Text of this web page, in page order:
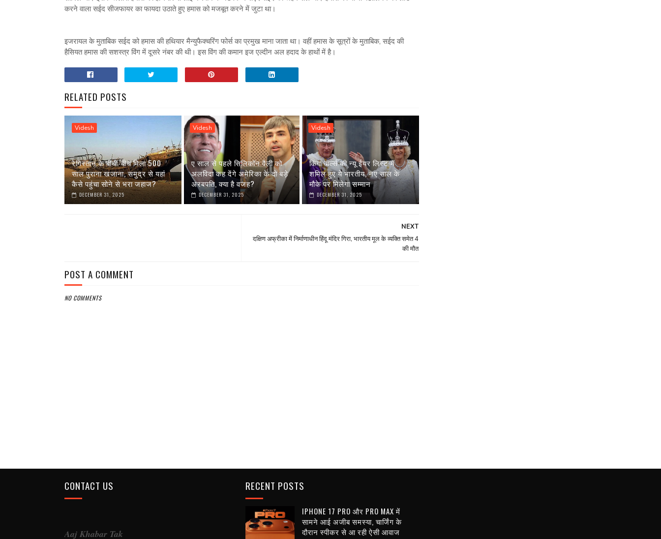
करने वाला सईद सीजफायर का फायदा उठाते हुए हमास को मजबूत करने में जुटा था।
इजरायल के मुताबिक सईद को हमास की हथियार मैन्युफैक्चरिंग फोर्स का प्रमुख माना जाता था। वहीं हमास के सूत्रों के मुताबिक, सईद की
हैसियत हमास की सशस्त्र विंग में दूसरे नंबर की थी। इस विंग की कमान इज एल्दीन अल हदाद के हाथों में है।
RELATED POSTS
Videsh
रेगिस्तान के बीचों-बीच मिला 500
साल पुराना खजाना, समुद्र से यहां
कैसे पहुंचा सोने से भरा जहाज?
DECEMBER 31, 2025
Videsh
ए साल से पहले सिलिकॉन वैली को
अलविदा कह देंगे अमेरिका के दो बड़े
अरबपति, क्या है वजह?
DECEMBER 31, 2025
Videsh
किंग चार्ल्स की न्यू ईयर लिस्ट में
शमिल हुए ये भारतीय, नए साल के
मौके पर मिलेगा सम्मान
DECEMBER 31, 2025
NEXT
दक्षिण अफ्रीका में निर्माणाधीन हिंदू मंदिर गिरा, भारतीय मूल के व्यक्ति समेत 4
की मौत
POST A COMMENT
NO COMMENTS
CONTACT US
Aaj Khabar Tak
RECENT POSTS
IPHONE 17 PRO और PRO MAX में
सामने आई अजीब समस्या, चार्जिंग के
दौरान स्पीकर से आ रही ऐसी आवाज